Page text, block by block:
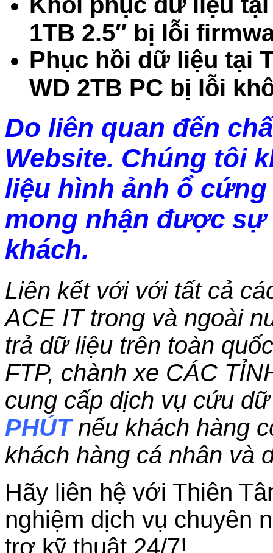
1TB 2.5″ bị lỗi
Phục hồi dữ liệu tại
WD 2TB PC bị lỗi
Do liên quan đến
Website. Chúng tôi
liệu hình ảnh ổ
mong nhận được
khách.
Liên kết với với tất cả
ACE IT trong và ngoài
trả dữ liệu trên toàn
FTP, chành xe CÁC
cung cấp dịch vụ cứu
PHÚTnếu khách hàng
khách hàng cá nhân và
Hãy liên hệ với Thiên
nghiệm dịch vụ chuyên
trợ kỹ thuật 24/7!